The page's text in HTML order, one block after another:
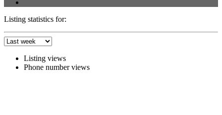
Listing statistics for:
Listing views
Phone number views